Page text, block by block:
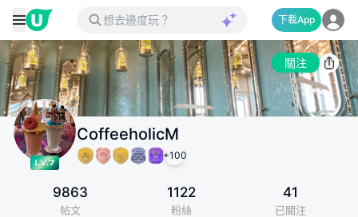
下載App
關注
CoffeeholicM
+100
9863
帖文
1122
粉絲
41
已關注